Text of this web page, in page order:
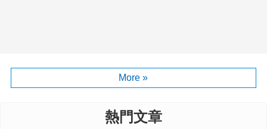
More »
熱門文章